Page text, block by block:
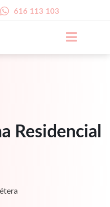
616 113 103
Residencial